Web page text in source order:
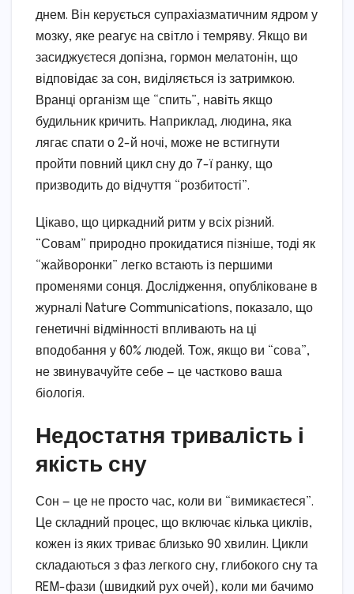
днем. Він керується супрахіазматичним ядром у
мозку, яке реагує на світло і темряву. Якщо ви
засиджуєтеся допізна, гормон мелатонін, що
відповідає за сон, виділяється із затримкою.
Вранці організм ще “спить”, навіть якщо
будильник кричить. Наприклад, людина, яка
лягає спати о 2-й ночі, може не встигнути
пройти повний цикл сну до 7-ї ранку, що
призводить до відчуття “розбитості”.
Цікаво, що циркадний ритм у всіх різний.
“Совам” природно прокидатися пізніше, тоді як
“жайворонки” легко встають із першими
променями сонця. Дослідження, опубліковане в
журналі Nature Communications, показало, що
генетичні відмінності впливають на ці
вподобання у 60% людей. Тож, якщо ви “сова”,
не звинувачуйте себе — це частково ваша
біологія.
Недостатня тривалість і
якість сну
Сон — це не просто час, коли ви “вимикаєтеся”.
Це складний процес, що включає кілька циклів,
кожен із яких триває близько 90 хвилин. Цикли
складаються з фаз легкого сну, глибокого сну та
REM-фази (швидкий рух очей), коли ми бачимо